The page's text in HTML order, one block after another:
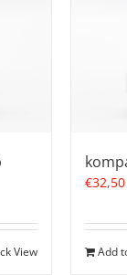
View
€32,50
Add